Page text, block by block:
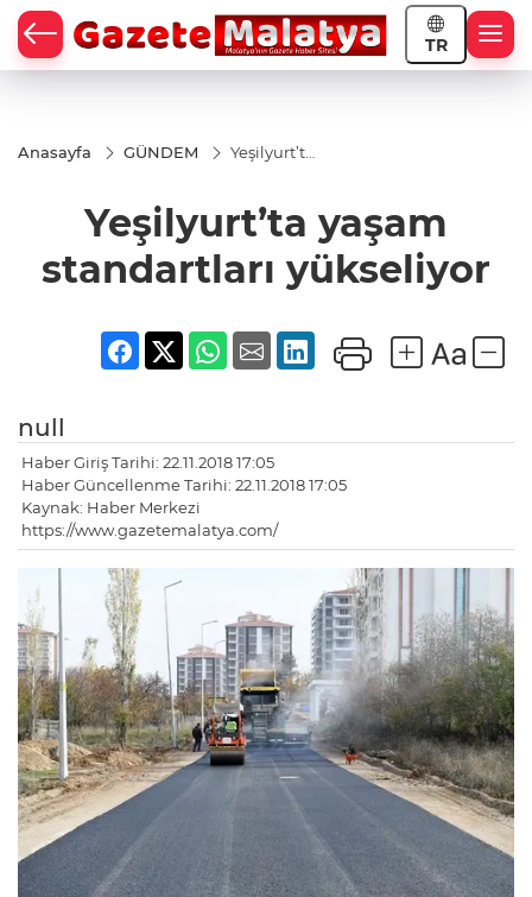
TR
Anasayfa GÜNDEM
Yeşilyurt’ta
yükseliyor
Yeşilyurt’ta yaşam
standartları yükseliyor
null
Haber Giriş Tarihi: 22.11.2018 17:05
Haber Güncellenme Tarihi: 22.11.2018 17:05
Kaynak: Haber Merkezi
https://www.gazetemalatya.com/